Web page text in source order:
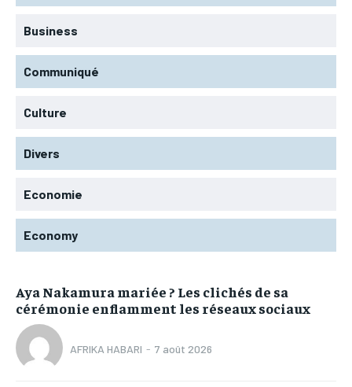
Business
Communiqué
Culture
Divers
Economie
Economy
Aya Nakamura mariée ? Les clichés de sa
cérémonie enflamment les réseaux sociaux
AFRIKA HABARI - 7 août 2026